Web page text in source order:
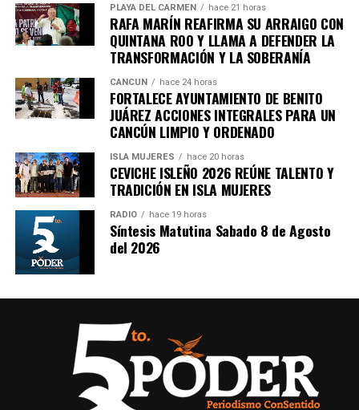
Únete al canal oficial de WhatsApp de
Quinto Podery recibe las noticias más
importantes de Quintana Roo directamente
Unirme al canal de WhatsApp
PLAYA DEL CARMEN hace 21 horas
RAFA MARÍN REAFIRMA SU ARRAIGO CON
QUINTANA ROO Y LLAMA A DEFENDER LA
TRANSFORMACIÓN Y LA SOBERANÍA
CANCÚN hace 24 horas
FORTALECE AYUNTAMIENTO DE BENITO
JUÁREZ ACCIONES INTEGRALES PARA UN
CANCÚN LIMPIO Y ORDENADO
ISLA MUJERES hace 20 horas
CEVICHE ISLEÑO 2026 REÚNE TALENTO Y
TRADICIÓN EN ISLA MUJERES
RADIO hace 19 horas
Síntesis Matutina Sabado 8 de Agosto
del 2026